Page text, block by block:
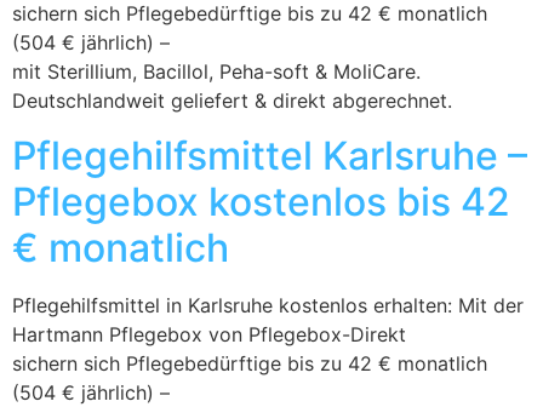
sichern sich Pflegebedürftige bis zu 42 € monatlich
(504 € jährlich) –
mit Sterillium, Bacillol, Peha-soft & MoliCare.
Deutschlandweit geliefert & direkt abgerechnet.
Pflegehilfsmittel Karlsruhe –
Pflegebox kostenlos bis 42
€ monatlich
Pflegehilfsmittel in Karlsruhe kostenlos erhalten: Mit der
Hartmann Pflegebox von Pflegebox-Direkt
sichern sich Pflegebedürftige bis zu 42 € monatlich
(504 € jährlich) –